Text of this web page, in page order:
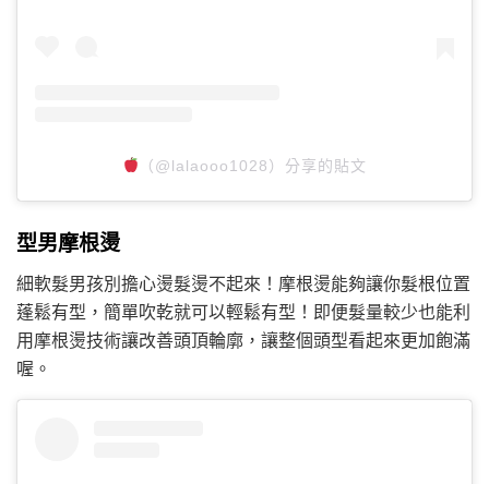
（@lalaooo1028）分享的貼文
型男摩根燙
細軟髮男孩別擔心燙髮燙不起來！摩根燙能夠讓你髮根位置
蓬鬆有型，簡單吹乾就可以輕鬆有型！即便髮量較少也能利
用摩根燙技術讓改善頭頂輪廓，讓整個頭型看起來更加飽滿
喔。